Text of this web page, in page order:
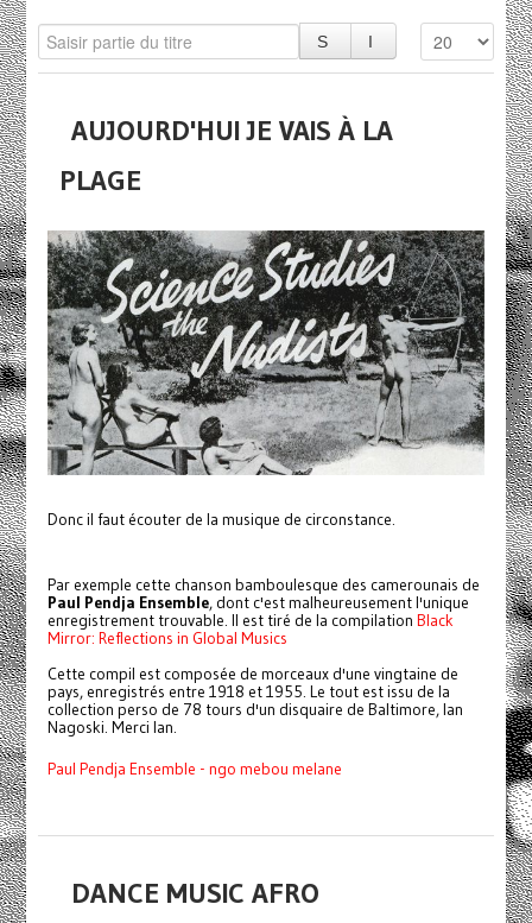
AUJOURD'HUI JE VAIS À LA
PLAGE
Donc il faut écouter de la musique de circonstance.
Par exemple cette chanson bamboulesque des camerounais de
Paul Pendja Ensemble, dont c'est malheureusement l'unique
enregistrement trouvable. Il est tiré de la compilation Black
Mirror: Reflections in Global Musics
Cette compil est composée de morceaux d'une vingtaine de
pays, enregistrés entre 1918 et 1955. Le tout est issu de la
collection perso de 78 tours d'un disquaire de Baltimore, Ian
Nagoski. Merci Ian.
Paul Pendja Ensemble - ngo mebou melane
DANCE MUSIC AFRO